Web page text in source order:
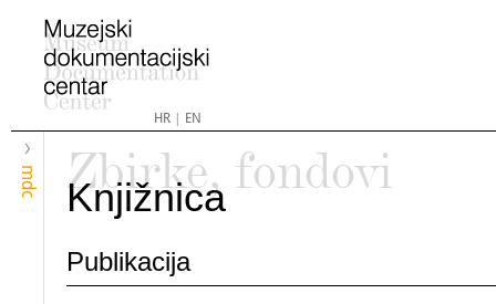
HR| EN
mdc
Zbirke, fondovi
Knjižnica
Publikacija